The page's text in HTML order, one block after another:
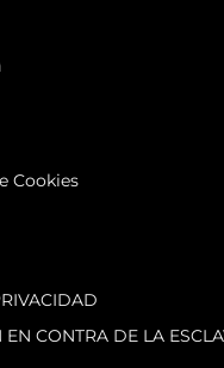
Cookies
EN CONTRA DE LA